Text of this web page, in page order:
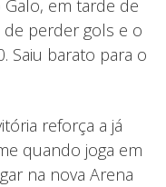
em tarde de
perder gols e o
Saiu barato para o
reforça a já
quando joga em
na nova Arena